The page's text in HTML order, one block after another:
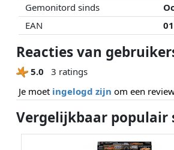
Gemonitord sinds
EAN
Reacties van
5.0
3 ratings
Je moet ingelogd zijn om een
Vergelijkbaar populair